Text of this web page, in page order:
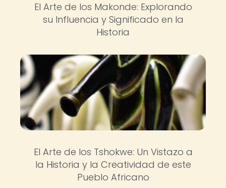
El Arte de los Makonde: Explorando
su Influencia y Significado en la
Historia
El Arte de los Tshokwe: Un Vistazo a
la Historia y la Creatividad de este
Pueblo Africano